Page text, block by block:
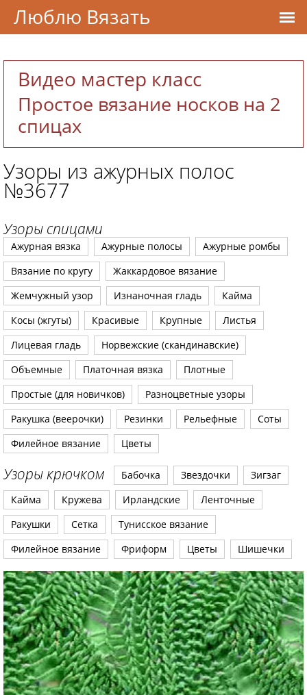
Видео мастер класс
Простое вязание носков на 2
спицах
Узоры из ажурных полос
№3677
Узоры спицами
Ажурная вязка Ажурные полосы
Ажурные ромбы
Вязание по кругу
Жаккардовое вязание
Жемчужный узор
Изнаночная гладь
Кайма
Косы (жгуты)
Красивые Крупные
Листья
Лицевая гладь
Норвежские (скандинавские)
Объемные
Платочная вязка
Плотные
Простые (для новичков)
Разноцветные узоры
Ракушка (веерочки)
Резинки Рельефные
Соты
Филейное вязание
Цветы
Узоры крючком Бабочка Звездочки
Зигзаг
Кайма
Кружева Ирландские
Ленточные
Ракушки
Сетка
Тунисское вязание
Филейное вязание
Фриформ Цветы Шишечки
Люблю Вязать